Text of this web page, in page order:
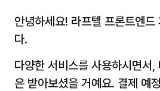
안녕하세요! 라프텔 프론트엔
다.
다양한 서비스를 사용하시면서
은 받아보셨을 거예요. 결제 예